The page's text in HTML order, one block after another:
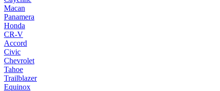
Macan
Panamera
Honda
CR-V
Accord
Civic
Chevrolet
Tahoe
Trailblazer
Equinox